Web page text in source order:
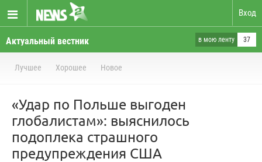
Вход
Актуальный вестник в мою ленту 37
Лучшее Хорошее Новое
«Удар по Польше выгоден
глобалистам»: выяснилось
подоплека страшного
предупреждения США